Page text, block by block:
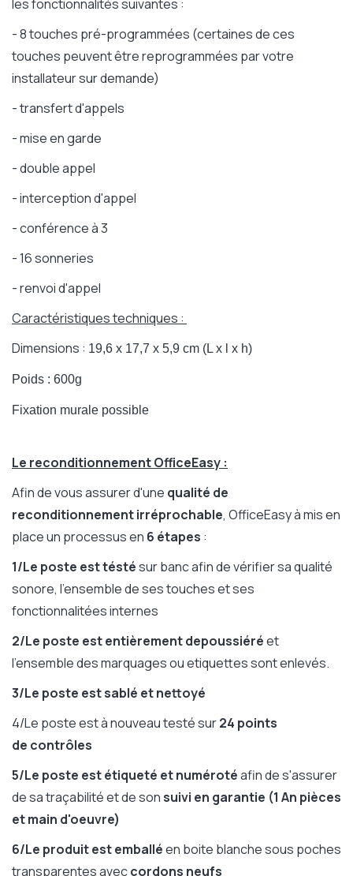
les fonctionnalités suivantes :
- 8 touches pré-programmées (certaines de ces
touches peuvent être reprogrammées par votre
installateur sur demande)
- transfert d'appels
- mise en garde
- double appel
- interception d'appel
- conférence à 3
- 16 sonneries
- renvoi d'appel
Caractéristiques techniques :
Dimensions : 19,6 x 17,7 x 5,9 cm (L x l x h)
Poids : 600g
Fixation murale possible
Le reconditionnement OfficeEasy :
Afin de vous assurer d'une qualité de
reconditionnement irréprochable, OfficeEasy à mis en
place un processus en 6 étapes :
1/Le poste est téstésur banc afin de vérifier sa qualité
sonore, l'ensemble de ses touches et ses
fonctionnalitées internes
2/Le poste est entièrement depoussiéréet
l'ensemble des marquages ou etiquettes sont enlevés.
3/Le poste est sablé et nettoyé
4/Le poste est à nouveau testé sur24 points
de contrôles
5/Le poste est étiqueté et numérotéafin de s'assurer
de sa traçabilité et de sonsuivi en garantie (1 An pièces
et main d'oeuvre)
6/Le produit est emballéen boite blanche sous poches
transparentes aveccordons neufs